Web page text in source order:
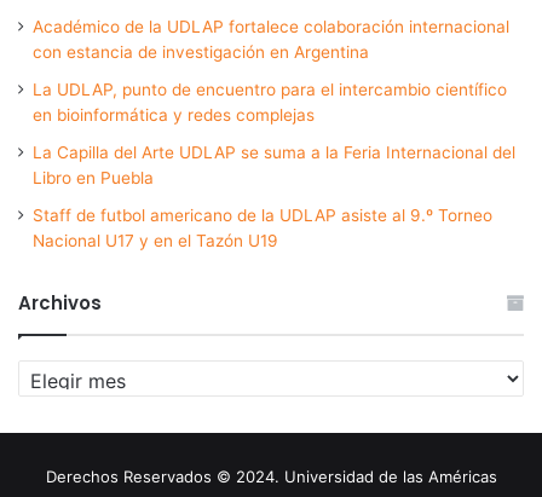
Académico de la UDLAP fortalece colaboración internacional
con estancia de investigación en Argentina
La UDLAP, punto de encuentro para el intercambio científico
en bioinformática y redes complejas
La Capilla del Arte UDLAP se suma a la Feria Internacional del
Libro en Puebla
Staff de futbol americano de la UDLAP asiste al 9.º Torneo
Nacional U17 y en el Tazón U19
Archivos
Archivos
Derechos Reservados © 2024. Universidad de las Américas